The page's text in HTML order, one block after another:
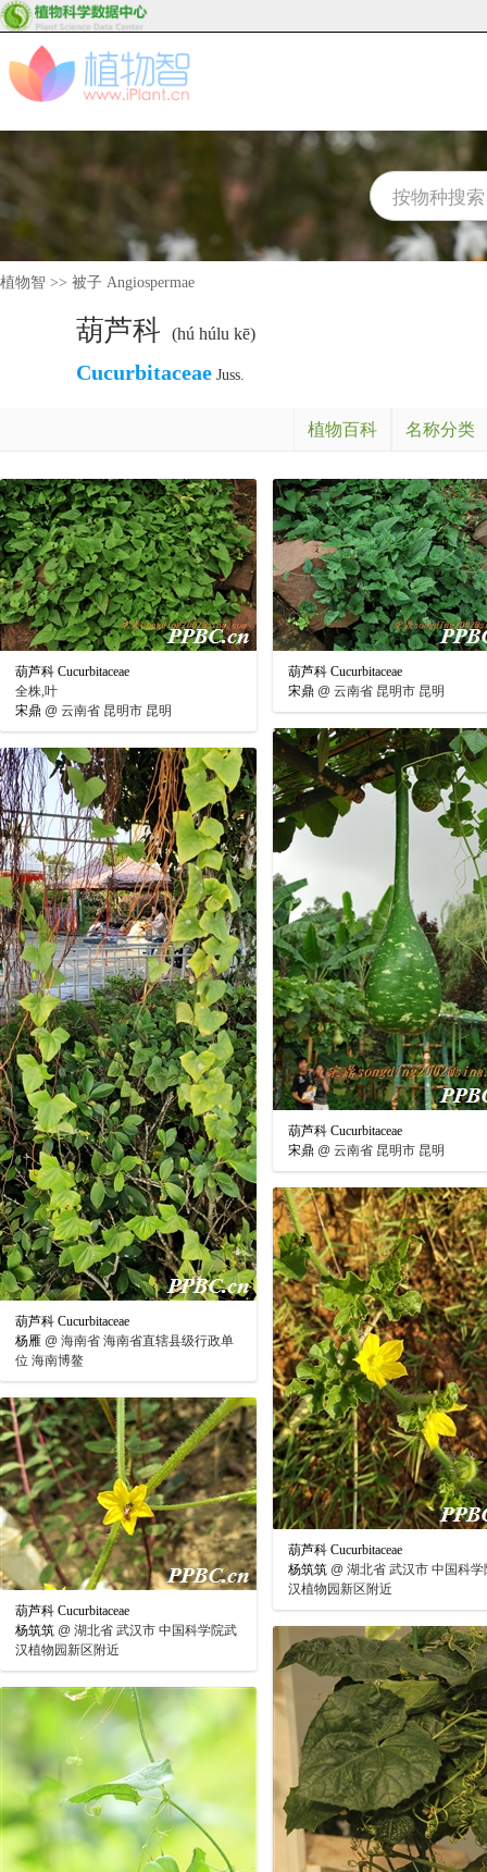
植物智 >> 被子 Angiospermae
葫芦科 (hú húlu kē)
Cucurbitaceae Juss.
植物百科 名称分类
葫芦科 Cucurbitaceae
全株,叶
宋鼎 @ 云南省 昆明市 昆明
葫芦科 Cucurbitaceae
宋鼎 @ 云南省 昆明市 昆明
葫芦科 Cucurbitaceae
宋鼎 @ 云南省 昆明市 昆明
葫芦科 Cucurbitaceae
杨雁 @ 海南省 海南省直辖县级行政单
位 海南博鳌
葫芦科 Cucurbitaceae
杨筑筑 @ 湖北省 武汉市 中国科学
汉植物园新区附近
葫芦科 Cucurbitaceae
杨筑筑 @ 湖北省 武汉市 中国科学院武
汉植物园新区附近